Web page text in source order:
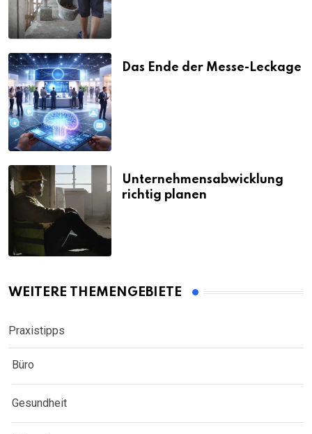
Das Ende der Messe-Leckage
Unternehmensabwicklung
richtig planen
WEITERE THEMENGEBIETE
Praxistipps
Büro
Gesundheit